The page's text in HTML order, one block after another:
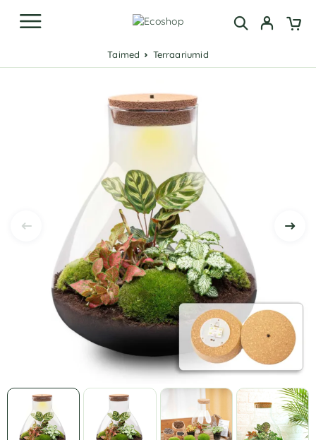
Taimed Terraariumid